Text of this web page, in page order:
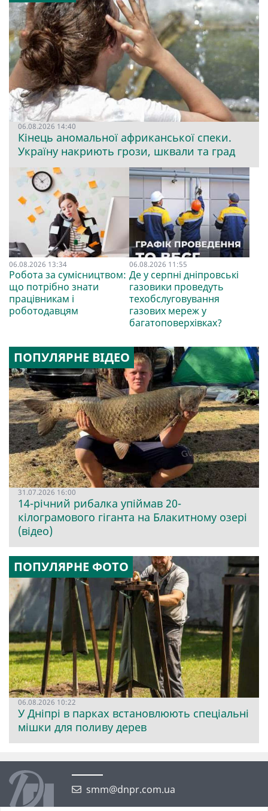
06.08.2026 14:40
Кінець аномальної африканської спеки.
Україну накриють грози, шквали та град
06.08.2026 13:34
Робота за сумісництвом:
що потрібно знати
працівникам і
роботодавцям
06.08.2026 11:55
Де у серпні дніпровські
газовики проведуть
техобслуговування
газових мереж у
багатоповерхівках?
ПОПУЛЯРНЕ ВІДЕО
31.07.2026 16:00
14-річний рибалка упіймав 20-
кілограмового гіганта на Блакитному озері
(відео)
ПОПУЛЯРНЕ ФОТО
06.08.2026 10:22
У Дніпрі в парках встановлюють спеціальні
мішки для поливу дерев
smm@dnpr.com.ua